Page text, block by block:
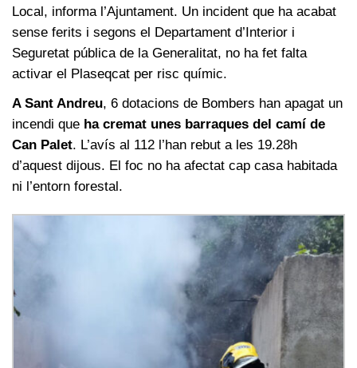
Local, informa l’Ajuntament. Un incident que ha acabat
sense ferits i segons el Departament d’Interior i
Seguretat pública de la Generalitat, no ha fet falta
activar el Plaseqcat per risc químic.
A Sant Andreu, 6 dotacions de Bombers han apagat un
incendi que ha cremat unes barraques del camí de
Can Palet. L’avís al 112 l’han rebut a les 19.28h
d’aquest dijous. El foc no ha afectat cap casa habitada
ni l’entorn forestal.